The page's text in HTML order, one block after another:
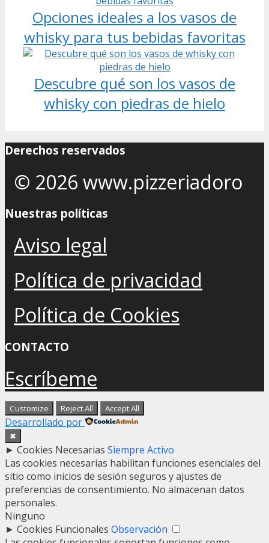
Opciones ideales a los vasos de
whisky para tus bebidas favoritas
Descubre qué son los vasos de
whisky con piedras de hielo
Derechos reservados
© 2026 www.pizzeriadoro
Nuestras políticas
Aviso legal
Política de privacidad
Política de Cookies
CONTACTO
Escríbeme
Customize Reject All Accept All
Desarrollado por
✖
► Cookies Necesarias Siempre Activo
Las cookies necesarias habilitan funciones esenciales del
sitio como inicios de sesión seguros y ajustes de
preferencias de consentimiento. No almacenan datos
personales.
Ninguno
► Cookies Funcionales Observación